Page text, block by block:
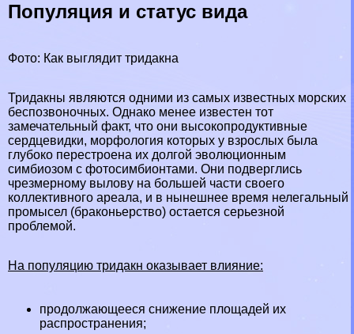
Популяция и статус вида
Фото: Как выглядит тридакна
Тридакны являются одними из самых известных морских
беспозвоночных. Однако менее известен тот
замечательный факт, что они высокопродуктивные
сердцевидки, морфология которых у взрослых была
глубоко перестроена их долгой эволюционным
симбиозом с фотосимбионтами. Они подверглись
чрезмерному вылову на большей части своего
коллективного ареала, и в нынешнее время нелегальный
промысел (бpaконьерство) остается серьезной
проблемой.
На популяцию тридакн оказывает влияние:
продолжающееся снижение площадей их
распространения;